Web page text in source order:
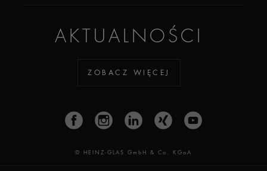
AKTUALNOŚCI
ZOBACZ WIĘCEJ
© HEINZ-GLAS GmbH & Co. KGaA